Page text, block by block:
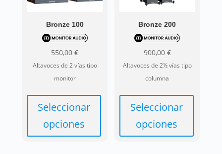
Bronze 100
550,00€
Altavoces de 2 vías tipo
monitor
Seleccionar
opciones
Bronze 200
900,00 €
Altavoces de 2½ vías tipo
columna
Seleccionar
opciones